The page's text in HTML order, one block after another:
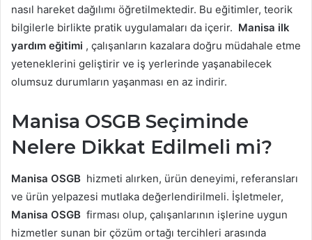
nasıl hareket dağılımı öğretilmektedir. Bu eğitimler, teorik
bilgilerle birlikte pratik uygulamaları da içerir. Manisa ilk
yardım eğitimi , çalışanların kazalara doğru müdahale etme
yeteneklerini geliştirir ve iş yerlerinde yaşanabilecek
olumsuz durumların yaşanması en az indirir.
Manisa OSGB Seçiminde
Nelere Dikkat Edilmeli mi?
Manisa OSGB hizmeti alırken, ürün deneyimi, referansları
ve ürün yelpazesi mutlaka değerlendirilmeli. İşletmeler,
Manisa OSGB firması olup, çalışanlarının işlerine uygun
hizmetler sunan bir çözüm ortağı tercihleri ​​arasında